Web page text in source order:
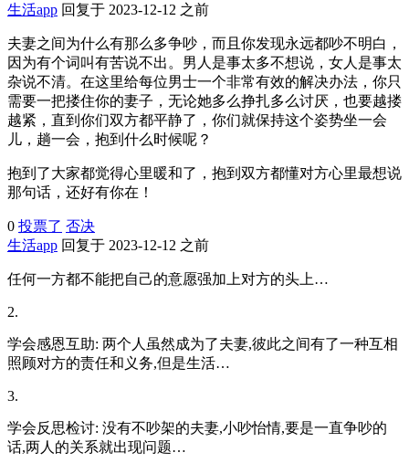
生活app 回复于 2023-12-12 之前
夫妻之间为什么有那么多争吵，而且你发现永远都吵不明白，
因为有个词叫有苦说不出。男人是事太多不想说，女人是事太
杂说不清。在这里给每位男士一个非常有效的解决办法，你只
需要一把搂住你的妻子，无论她多么挣扎多么讨厌，也要越搂
越紧，直到你们双方都平静了，你们就保持这个姿势坐一会
儿，趟一会，抱到什么时候呢？
抱到了大家都觉得心里暖和了，抱到双方都懂对方心里最想说
那句话，还好有你在！
0 投票了 否决
生活app 回复于 2023-12-12 之前
任何一方都不能把自己的意愿强加上对方的头上…
2.
学会感恩互助: 两个人虽然成为了夫妻,彼此之间有了一种互相
照顾对方的责任和义务,但是生活…
3.
学会反思检讨: 没有不吵架的夫妻,小吵怡情,要是一直争吵的
话,两人的关系就出现问题…